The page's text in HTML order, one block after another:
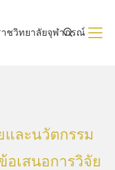
และนวัตกรรม
อเสนอการวิจัย